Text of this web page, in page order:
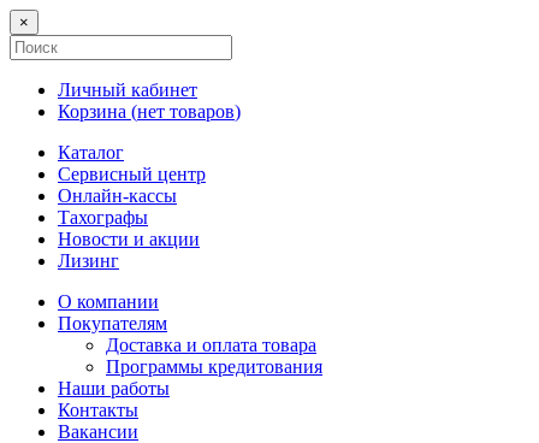
×
Личный кабинет
Корзина (нет товаров)
Каталог
Сервисный центр
Онлайн-кассы
Тахографы
Новости и акции
Лизинг
О компании
Покупателям
Доставка и оплата товара
Программы кредитования
Наши работы
Контакты
Вакансии